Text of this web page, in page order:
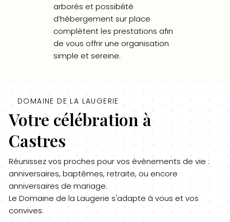
arborés et possibilité
d’hébergement sur place
complètent les prestations afin
de vous offrir une organisation
simple et sereine.
DOMAINE DE LA LAUGERIE
Votre célébration à
Castres
Réunissez vos proches pour vos évènements de vie :
anniversaires, baptêmes, retraite, ou encore
anniversaires de mariage.
Le Domaine de la Laugerie s'adapte à vous et vos
convives.